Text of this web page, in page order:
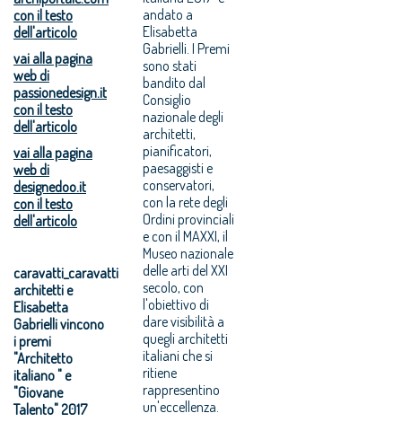
con il testo
dell'articolo
vai alla pagina
web di
passionedesign.it
con il testo
dell'articolo
vai alla pagina
web di
designedoo.it
con il testo
dell'articolo
caravatti_caravatti
architetti e
Elisabetta
Gabrielli vincono
i premi
"Architetto
italiano " e
"Giovane
Talento" 2017
andato a
Elisabetta
Gabrielli. I Premi
sono stati
bandito dal
Consiglio
nazionale degli
architetti,
pianificatori,
paesaggisti e
conservatori,
con la rete degli
Ordini provinciali
e con il MAXXI, il
Museo nazionale
delle arti del XXI
secolo, con
l'obiettivo di
dare visibilità a
quegli architetti
italiani che si
ritiene
rappresentino
un'eccellenza.